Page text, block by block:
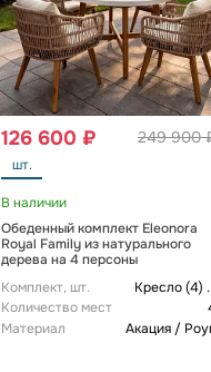
249 900
126 600 ₽
шт.
В наличии
Обеденный комплект Eleonora
Royal Family из натурального
дерева на 4 персоны
Комплект, шт.
Кресло (4)
Количество мест
Материал
Акация /